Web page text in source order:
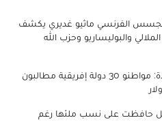
الفرنسي ماثيو غديري يكشف
والبوليساريو وحزب الله
تأشيرة الدخول للولايات المتحدة: مواطنو 30 دولة إفريقية مطالبون
حافظت على نسب ملئها رغم